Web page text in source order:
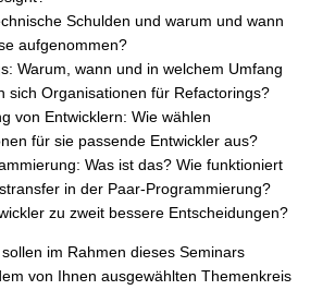
Schulden und warum und wann
aufgenommen?
Warum, wann und in welchem Umfang
sich Organisationen für Refactorings?
von Entwicklern: Wie wählen
für sie passende Entwickler aus?
Was ist das? Wie funktioniert
in der Paar-Programmierung?
zu zweit bessere Entscheidungen?
im Rahmen dieses Seminars
von Ihnen ausgewählten Themenkreis